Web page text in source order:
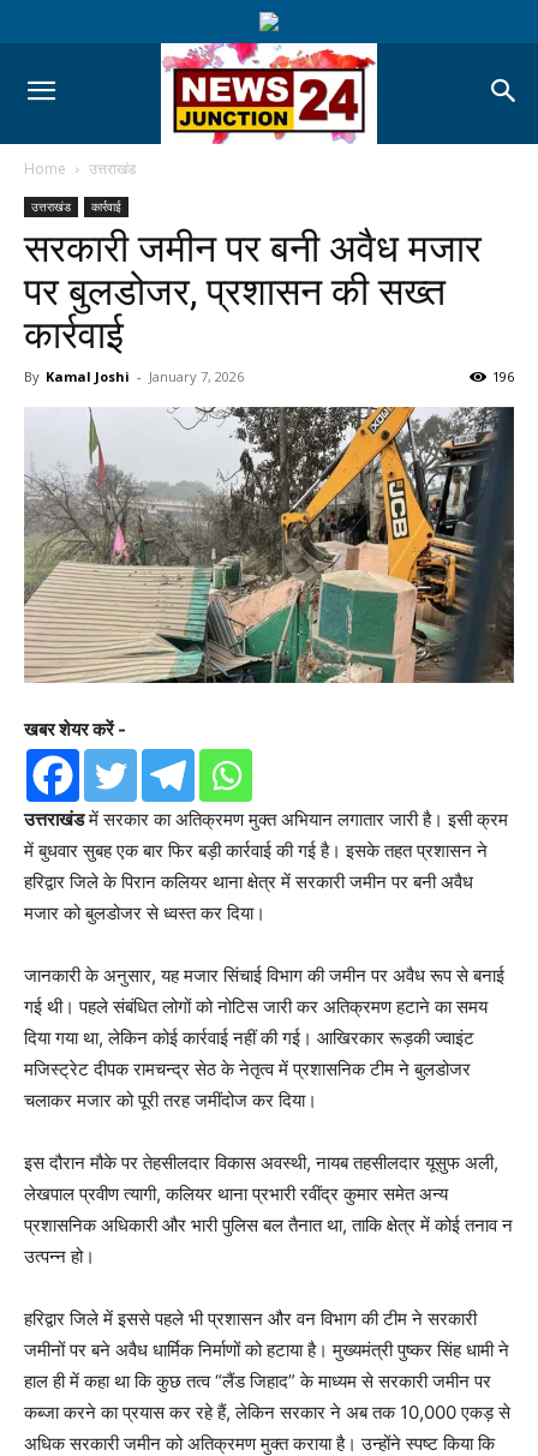
Home उत्तराखंड
उत्तराखंड कार्रवाई
सरकारी जमीन पर बनी अवैध मजार
पर बुलडोजर, प्रशासन की सख्त
कार्रवाई
By Kamal Joshi - January 7, 2026 196
खबर शेयर करें -
उत्तराखंडमें सरकार का अतिक्रमण मुक्त अभियान लगातार जारी है। इसी क्रम
में बुधवार सुबह एक बार फिर बड़ी कार्रवाई की गई है। इसके तहत प्रशासन ने
हरिद्वार जिले के पिरान कलियर थाना क्षेत्र में सरकारी जमीन पर बनी अवैध
मजार को बुलडोजर से ध्वस्त कर दिया।
जानकारी के अनुसार, यह मजार सिंचाई विभाग की जमीन पर अवैध रूप से बनाई
गई थी। पहले संबंधित लोगों को नोटिस जारी कर अतिक्रमण हटाने का समय
दिया गया था, लेकिन कोई कार्रवाई नहीं की गई। आखिरकार रूड़की ज्वाइंट
मजिस्ट्रेट दीपक रामचन्द्र सेठ के नेतृत्व में प्रशासनिक टीम ने बुलडोजर
चलाकर मजार को पूरी तरह जमींदोज कर दिया।
इस दौरान मौके पर तेहसीलदार विकास अवस्थी, नायब तहसीलदार यूसुफ अली,
लेखपाल प्रवीण त्यागी, कलियर थाना प्रभारी रवींद्र कुमार समेत अन्य
प्रशासनिक अधिकारी और भारी पुलिस बल तैनात था, ताकि क्षेत्र में कोई तनाव न
उत्पन्न हो।
हरिद्वार जिले में इससे पहले भी प्रशासन और वन विभाग की टीम ने सरकारी
जमीनों पर बने अवैध धार्मिक निर्माणों को हटाया है। मुख्यमंत्री पुष्कर सिंह धामी ने
हाल ही में कहा था कि कुछ तत्व “लैंड जिहाद” के माध्यम से सरकारी जमीन पर
कब्जा करने का प्रयास कर रहे हैं, लेकिन सरकार ने अब तक 10,000 एकड़ से
अधिक सरकारी जमीन को अतिक्रमण मुक्त कराया है। उन्होंने स्पष्ट किया कि